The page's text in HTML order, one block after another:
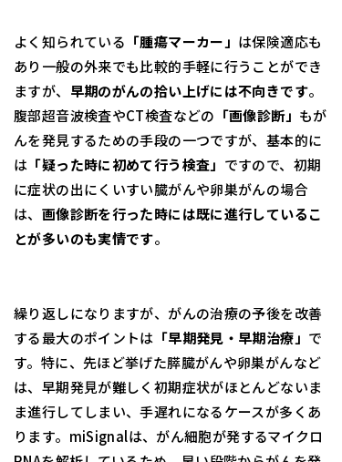
よく知られている 「腫瘍マーカー」 は保険適応も
あり一般の外来でも比較的手軽に行うことができ
ますが、 早期のがんの拾い上げには不向きです。
腹部超音波検査やCT検査などの 「画像診断」 もが
んを発見するための手段の一つですが、基本的に
は 「疑った時に初めて行う検査」 ですので、初期
に症状の出にくいすい臓がんや卵巣がんの場合
は、 画像診断を行った時には既に進行しているこ
とが多いのも実情です。
繰り返しになりますが、がんの治療の予後を改善
する最大のポイントは 「早期発見・早期治療」 で
す。特に、先ほど挙げた膵臓がんや卵巣がんなど
は、早期発見が難しく初期症状がほとんどないま
ま進行してしまい、手遅れになるケースが多くあ
ります。miSignalは、がん細胞が発するマイクロ